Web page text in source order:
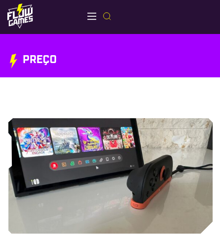
PREÇO